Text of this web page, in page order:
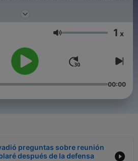
Lautstärke 1 x
00:00
preguntas sobre reunión
después de la defensa